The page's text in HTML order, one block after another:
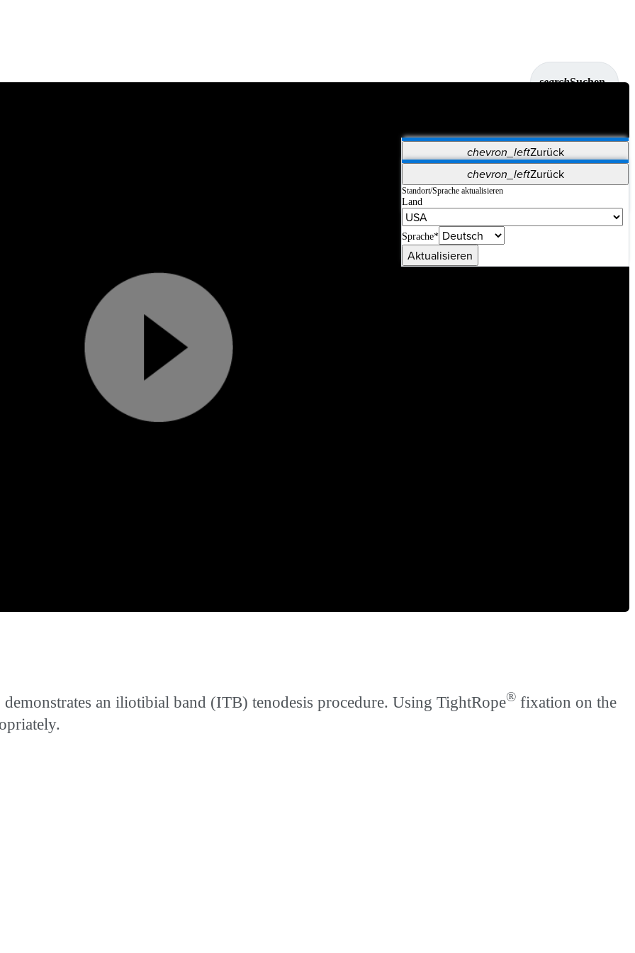
searchSuchen
chevron_leftZurück
Vet Systems OrthoPedia Patient
Supplier Portal
Synergy-Bildgebung und -Resektion
chevron_leftZurück
Standort/Sprache aktualisieren
Land
Sprache*
Aktualisieren
Play
an iliotibial band (ITB) tenodesis procedure. Using TightRope® fixation on the